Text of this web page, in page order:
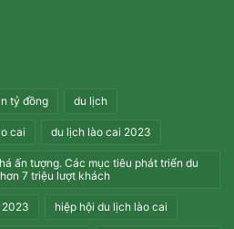
tỷ đồng du lịch
cai du lịch lào cai 2023
ấn tượng. Các mục tiêu phát triển du
7 triệu lượt khách
2023 hiệp hội du lịch lào cai